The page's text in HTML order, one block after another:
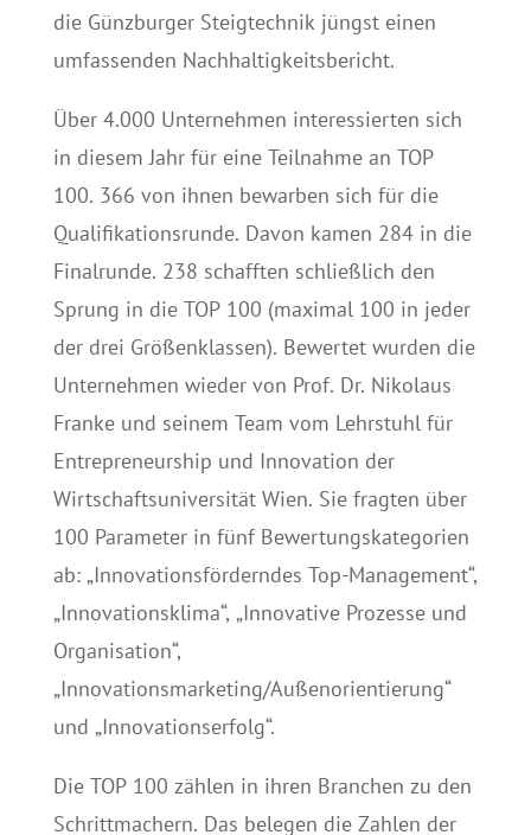
die Günzburger Steigtechnik jüngst einen
umfassenden Nachhaltigkeitsbericht.
Über 4.000 Unternehmen interessierten sich
in diesem Jahr für eine Teilnahme an TOP
100. 366 von ihnen bewarben sich für die
Qualifikationsrunde. Davon kamen 284 in die
Finalrunde. 238 schafften schließlich den
Sprung in die TOP 100 (maximal 100 in jeder
der drei Größenklassen). Bewertet wurden die
Unternehmen wieder von Prof. Dr. Nikolaus
Franke und seinem Team vom Lehrstuhl für
Entrepreneurship und Innovation der
Wirtschaftsuniversität Wien. Sie fragten über
100 Parameter in fünf Bewertungskategorien
ab: „Innovationsförderndes Top-Management“,
„Innovationsklima“, „Innovative Prozesse und
Organisation“,
„Innovationsmarketing/Außenorientierung“
und „Innovationserfolg“.
Die TOP 100 zählen in ihren Branchen zu den
Schrittmachern. Das belegen die Zahlen der